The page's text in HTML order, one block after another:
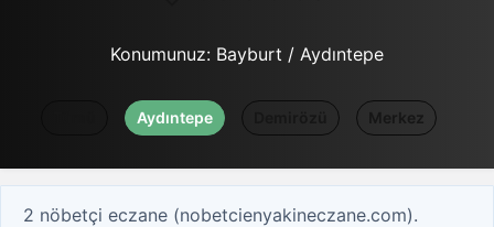
Konumunuz: Bayburt / Aydıntepe
Aydıntepe Merkez
2 nöbetçi eczane (nobetcienyakineczane.com).